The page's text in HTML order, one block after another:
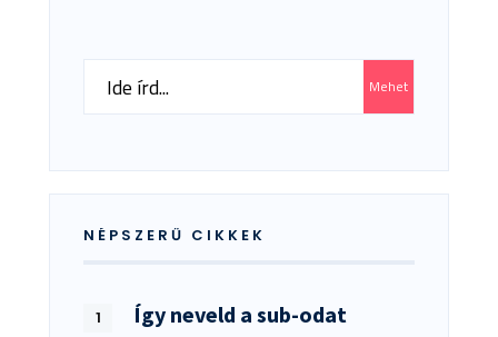
Search
Mehet
NÉPSZERŰ CIKKEK
Így neveld a sub-odat